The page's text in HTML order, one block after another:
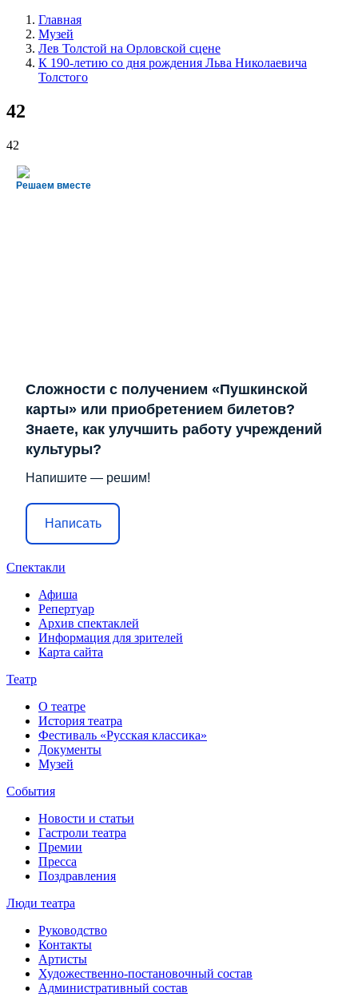
Главная
Музей
Лев Толстой на Орловской сцене
К 190-летию со дня рождения Льва Николаевича
Толстого
42
42
Решаем вместе
Сложности с получением «Пушкинской
карты» или приобретением билетов?
Знаете, как улучшить работу учреждений
культуры?
Напишите — решим!
Написать
Спектакли
Афиша
Репертуар
Архив спектаклей
Информация для зрителей
Карта сайта
Театр
О театре
История театра
Фестиваль «Русская классика»
Документы
Музей
События
Новости и статьи
Гастроли театра
Премии
Пресса
Поздравления
Люди театра
Руководство
Контакты
Артисты
Художественно-постановочный состав
Административный состав